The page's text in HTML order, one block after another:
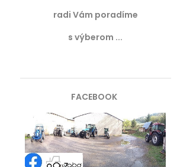
radi Vám poradíme
s výberom ...
FACEBOOK